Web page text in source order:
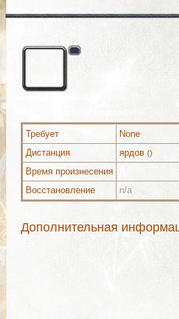
Требует
None
Дистанция
ярдов ()
Время произнесения
Восстановление
n/a
Дополнительная